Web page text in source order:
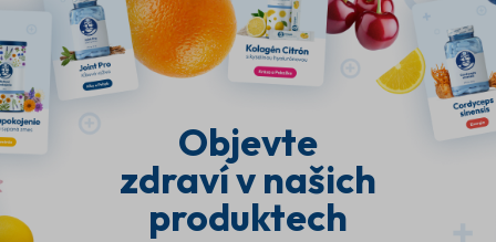
Objevte
zdraví v našich
produktech